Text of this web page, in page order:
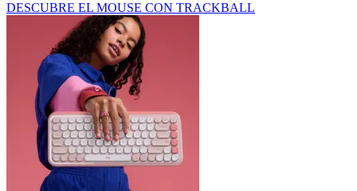
DESCUBRE EL MOUSE CON TRACKBALL